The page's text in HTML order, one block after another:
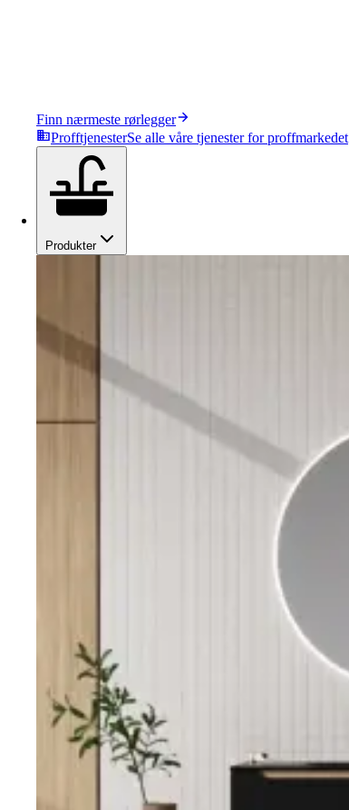
Finn nærmeste rørlegger
ProfftjenesterSe alle våre tjenester for proffmarkedet
Produkter